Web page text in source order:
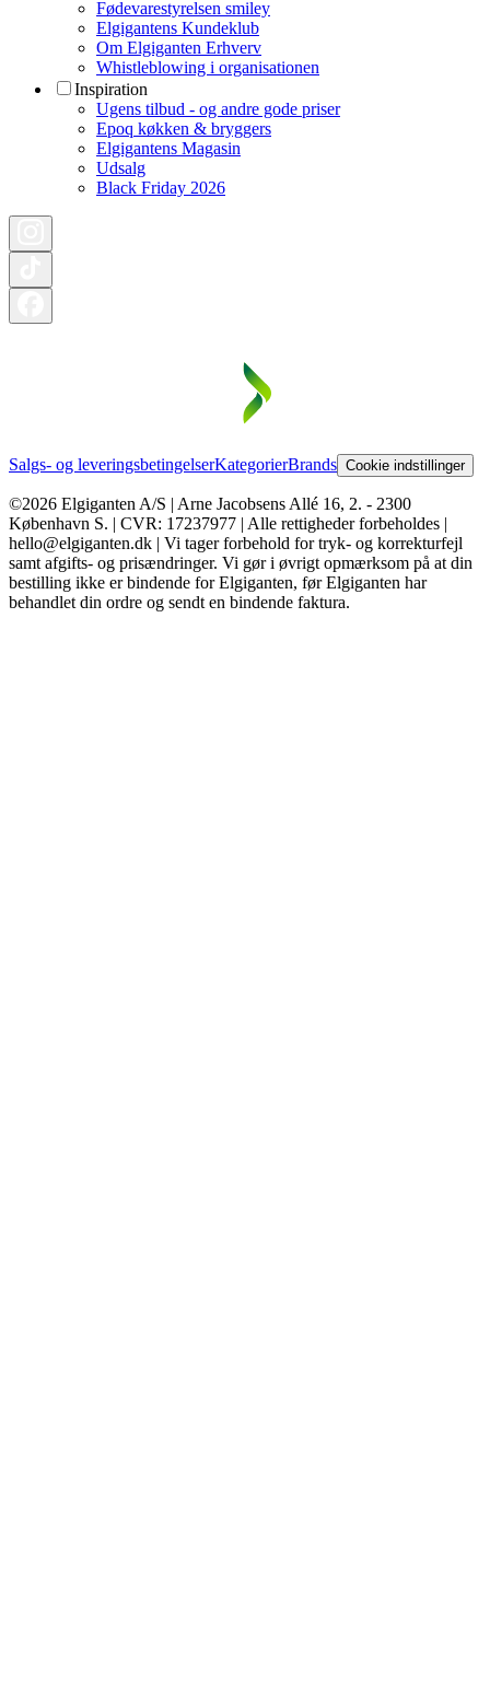
Fødevarestyrelsen smiley
Elgigantens Kundeklub
Om Elgiganten Erhverv
Whistleblowing i organisationen
Inspiration
Ugens tilbud - og andre gode priser
Epoq køkken & bryggers
Elgigantens Magasin
Udsalg
Black Friday 2026
Salgs- og leveringsbetingelserKategorierBrands Cookie indstillinger
©2026 Elgiganten A/S | Arne Jacobsens Allé 16, 2. - 2300
København S. | CVR: 17237977 | Alle rettigheder forbeholdes |
hello@elgiganten.dk | Vi tager forbehold for tryk- og korrekturfejl
samt afgifts- og prisændringer. Vi gør i øvrigt opmærksom på at din
bestilling ikke er bindende for Elgiganten, før Elgiganten har
behandlet din ordre og sendt en bindende faktura.